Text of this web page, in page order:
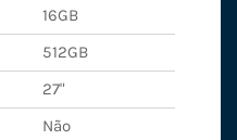
16GB
512GB
27"
Não